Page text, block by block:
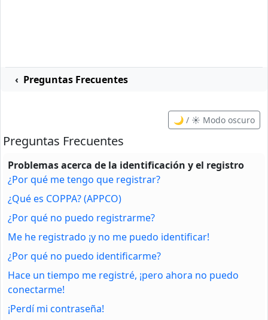
Preguntas Frecuentes
🌙 / ☀️ Modo oscuro
Preguntas Frecuentes
Problemas acerca de la identificación y el registro
¿Por qué me tengo que registrar?
¿Qué es COPPA? (APPCO)
¿Por qué no puedo registrarme?
Me he registrado ¡y no me puedo identificar!
¿Por qué no puedo identificarme?
Hace un tiempo me registré, ¡pero ahora no puedo
conectarme!
¡Perdí mi contraseña!